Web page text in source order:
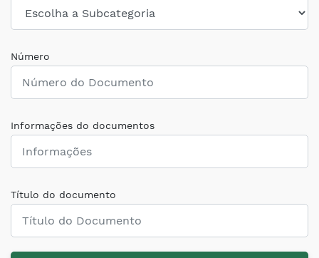
Número
Informações do documentos
Título do documento